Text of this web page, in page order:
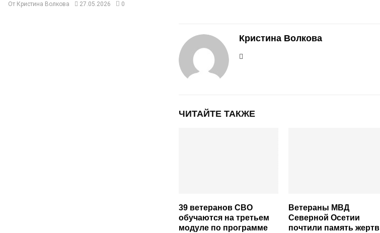
Кристина Волкова
ЧИТАЙТЕ ТАКЖЕ
39 ветеранов СВО
обучаются на третьем
модуле по программе
Ветераны МВД
Северной Осетии
почтили память жертв
От Кристина Волкова 27.05.2026 0